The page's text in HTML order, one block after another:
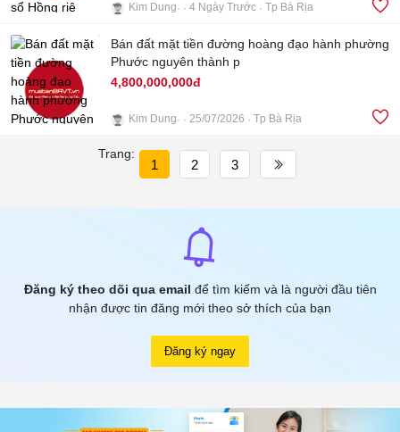
Kim Dung 4 Ngày Trước Tp Bà Rịa
Bán đất mặt tiền đường hoàng đạo hành phường
Phước nguyên thành p
4,800,000,000đ
Kim Dung 25/07/2026 Tp Bà Rịa
Trang:
1 2 3
Đăng ký theo dõi qua email để tìm kiếm và là người đầu tiên
nhận được tin đăng mới theo sở thích của bạn
Đăng ký ngay